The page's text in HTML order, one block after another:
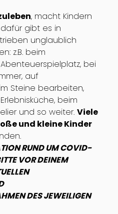
, macht Kindern
gibt es in
unglaublich
z.B. beim
bei
auf
Steine bearbeiten,
beim
und so weiter. Viele
und kleine Kinder
RUND UM COVID-
VOR DEINEM
DES JEWEILIGEN